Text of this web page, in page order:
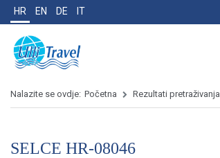
HR EN DE IT
Nalazite se ovdje: Početna Rezultati pretraživanja
SELCE HR-08046